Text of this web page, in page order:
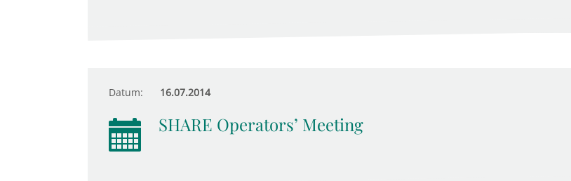
Datum: 16.07.2014
SHARE Operators’ Meeting